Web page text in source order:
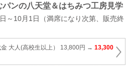
ンの八天堂＆はちみつ工房見学
～10月1日（満席になり次第、販売終
大人(高校生以上） 13,800円 → 13,300